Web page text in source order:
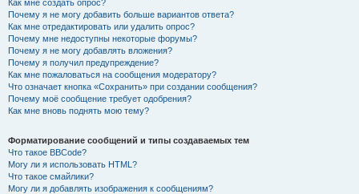
Как мне создать опрос?
Почему я не могу добавить больше вариантов ответа?
Как мне отредактировать или удалить опрос?
Почему мне недоступны некоторые форумы?
Почему я не могу добавлять вложения?
Почему я получил предупреждение?
Как мне пожаловаться на сообщения модератору?
Что означает кнопка «Сохранить» при создании сообщения?
Почему моё сообщение требует одобрения?
Как мне вновь поднять мою тему?
Форматирование сообщений и типы создаваемых тем
Что такое BBCode?
Могу ли я использовать HTML?
Что такое смайлики?
Могу ли я добавлять изображения к сообщениям?